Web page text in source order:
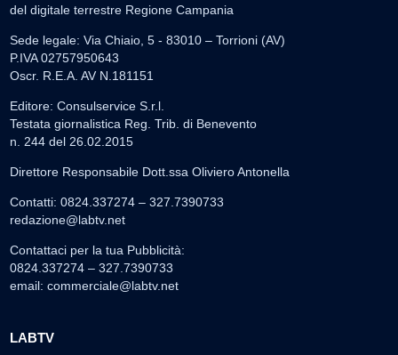
del digitale terrestre Regione Campania
Sede legale: Via Chiaio, 5 - 83010 – Torrioni (AV)
P.IVA 02757950643
Oscr. R.E.A. AV N.181151
Editore: Consulservice S.r.l.
Testata giornalistica Reg. Trib. di Benevento
n. 244 del 26.02.2015
Direttore Responsabile Dott.ssa Oliviero Antonella
Contatti: 0824.337274 – 327.7390733
redazione@labtv.net
Contattaci per la tua Pubblicità:
0824.337274 – 327.7390733
email: commerciale@labtv.net
LABTV